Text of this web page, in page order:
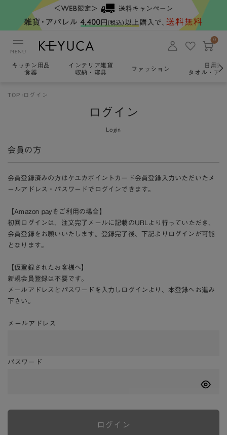
MENU
0
キッチン用品
食器
インテリア雑貨
収納・寝具
ファッション
日用雑
タオル・ア
TOP ログイン
ログイン
Login
会員の方
会員登録済みの方はケユカポイントカード会員登録入力いただいたメ
ールアドレス・パスワードでログインできます。
【Amazon payをご利用の場合】
初回ログインは、注文完了メールに記載のURLより行っていただき、
会員登録をお願いいたします。登録完了後、下記よりログインが可能
となります。
【仮登録されたお客様へ】
新規会員登録は不要です。
メールアドレスとパスワードを入力しログインより、本登録へお進み
下さい。
メールアドレス
パスワード
ログイン